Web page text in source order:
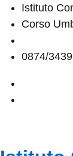
Istituto
Corso
0874/